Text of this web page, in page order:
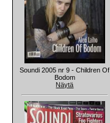
Soundi 2005 nr 9 - Children Of
Bodom
Näytä